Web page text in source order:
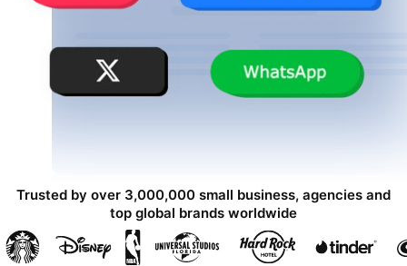
Trusted by over 3,000,000 small business, agencies and
top global brands worldwide